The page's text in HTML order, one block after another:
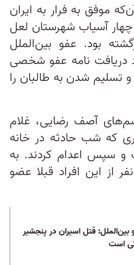
موفق به فرار به ایران
آسیاب شهرستان لعل
بود. عفو بین‌الملل
دریافت نامه عفو شخصی
تسلیم شدن به طالبان را
آصف رضایی، غلام
که شب حادثه در خانه
و سپس اعدام کردند. به
از این افراد قبلا عضو
بین‌الملل: قتل اسیران در پنجشیر
است